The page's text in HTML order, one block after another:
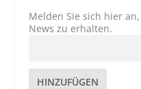
Melden Sie sich hier
News zu erhalten.
HINZUFÜGEN